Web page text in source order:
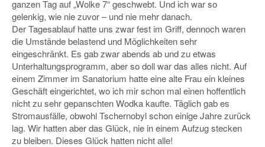
ganzen Tag auf „Wolke 7“ geschwebt. Und ich war so
gelenkig, wie nie zuvor – und nie mehr danach.
Der Tagesablauf hatte uns zwar fest im Griff, dennoch waren
die Umstände belastend und Möglichkeiten sehr
eingeschränkt. Es gab zwar abends ab und zu etwas
Unterhaltungsprogramm, aber so doll war das alles nicht. Auf
einem Zimmer im Sanatorium hatte eine alte Frau ein kleines
Geschäft eingerichtet, wo ich mir schon mal einen hoffentlich
nicht zu sehr gepanschten Wodka kaufte. Täglich gab es
Stromausfälle, obwohl Tschernobyl schon einige Jahre zurück
lag. Wir hatten aber das Glück, nie in einem Aufzug stecken
zu bleiben. Dieses Glück hatten nicht alle!